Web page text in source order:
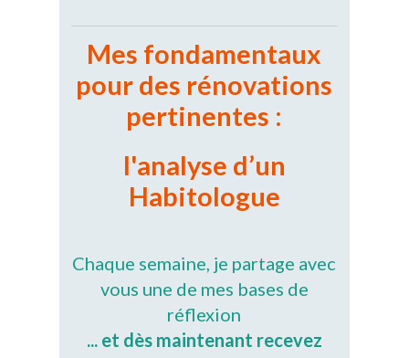
Mes fondamentaux
pour des rénovations
pertinentes :
l'analyse d’un
Habitologue
Chaque semaine, je partage avec
vous une de mes bases de
réflexion
... et dès maintenant recevez